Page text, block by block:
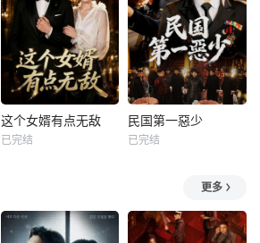
这个女婿有点无敌
已完结
民国第一惡少
已完结
更多